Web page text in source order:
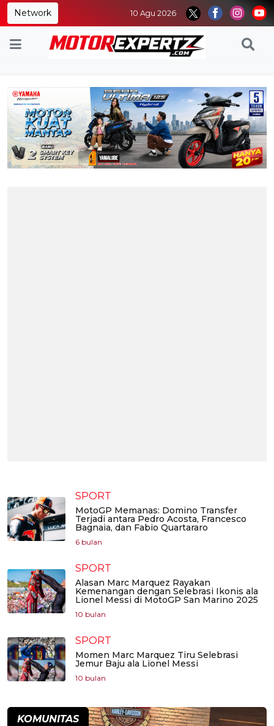
Network 10 Agu 2026
SPORT
MotoGP Memanas: Domino Transfer
Terjadi antara Pedro Acosta, Francesco
Bagnaia, dan Fabio Quartararo
6 bulan
SPORT
Alasan Marc Marquez Rayakan
Kemenangan dengan Selebrasi Ikonis ala
Lionel Messi di MotoGP San Marino 2025
10 bulan
SPORT
Momen Marc Marquez Tiru Selebrasi
Jemur Baju ala Lionel Messi
10 bulan
KOMUNITAS